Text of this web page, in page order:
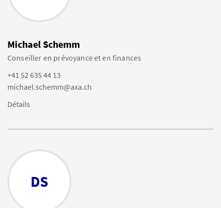
Michael Schemm
Conseiller en prévoyance et en finances
+41 52 635 44 13
michael.schemm@axa.ch
Détails
DS